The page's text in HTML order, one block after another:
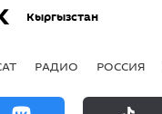
Кыргызстан
РАДИО РОССИЯ